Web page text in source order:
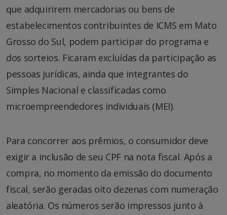
que adquirirem mercadorias ou bens de
estabelecimentos contribuintes de ICMS em Mato
Grosso do Sul, podem participar do programa e
dos sorteios. Ficaram excluídas da participação as
pessoas jurídicas, ainda que integrantes do
Simples Nacional e classificadas como
microempreendedores individuais (MEI).
Para concorrer aos prêmios, o consumidor deve
exigir a inclusão de seu CPF na nota fiscal. Após a
compra, no momento da emissão do documento
fiscal, serão geradas oito dezenas com numeração
aleatória. Os números serão impressos junto à